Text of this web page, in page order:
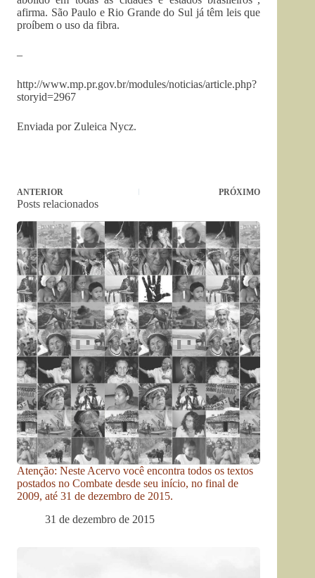
afirma. São Paulo e Rio Grande do Sul já têm leis que
proíbem o uso da fibra.
–
http://www.mp.pr.gov.br/modules/noticias/article.php?
storyid=2967
Enviada por Zuleica Nycz.
ANTERIOR PRÓXIMO
Posts relacionados
Atenção: Neste Acervo você encontra todos os textos
postados no Combate desde seu início, no final de
2009, até 31 de dezembro de 2015.
31 de dezembro de 2015